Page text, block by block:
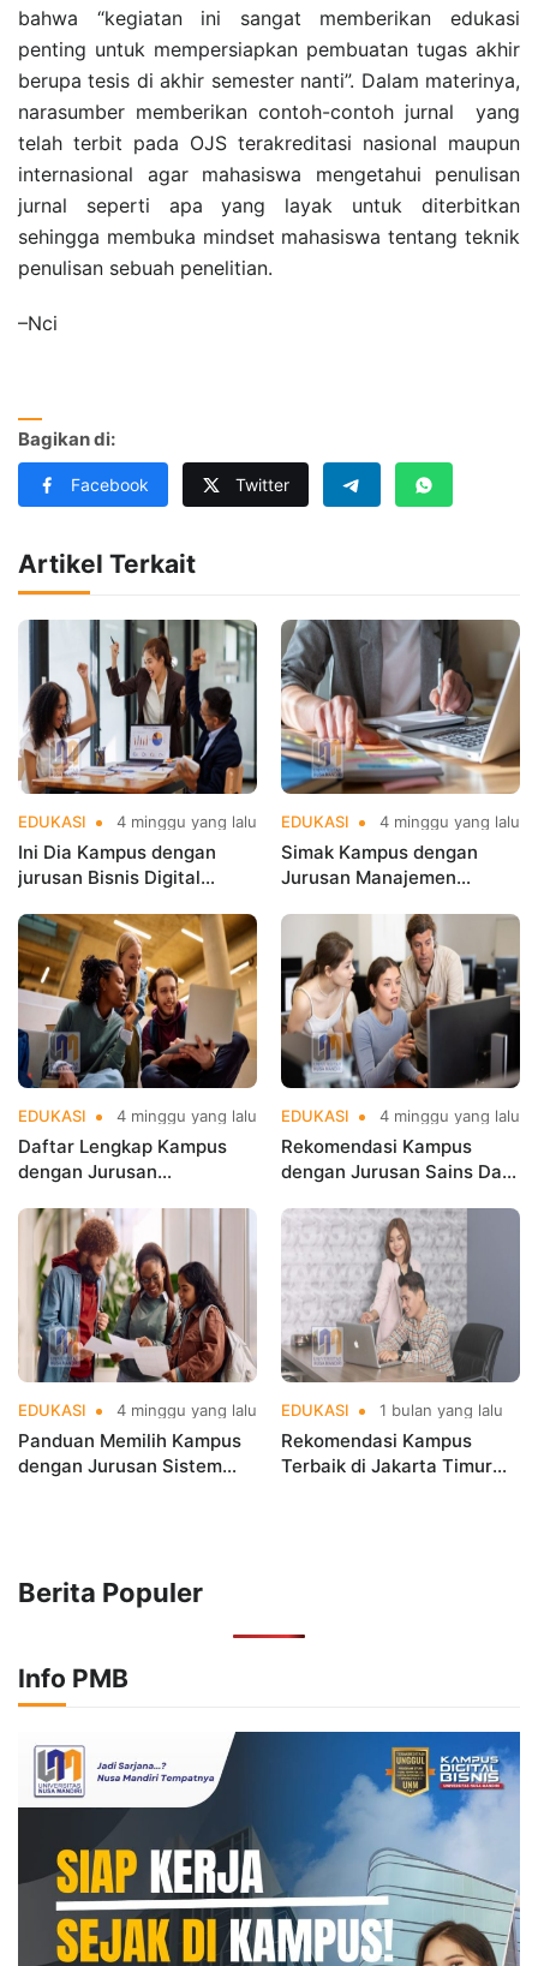
bahwa “kegiatan ini sangat memberikan edukasi
penting untuk mempersiapkan pembuatan tugas akhir
berupa tesis di akhir semester nanti”. Dalam materinya,
narasumber memberikan contoh-contoh jurnal yang
telah terbit pada OJS terakreditasi nasional maupun
internasional agar mahasiswa mengetahui penulisan
jurnal seperti apa yang layak untuk diterbitkan
sehingga membuka mindset mahasiswa tentang teknik
penulisan sebuah penelitian.
–Nci
Bagikan di:
Facebook Twitter
Artikel Terkait
EDUKASI 4 minggu yang lalu
Ini Dia Kampus dengan
jurusan Bisnis Digital
Populer
EDUKASI 4 minggu yang lalu
Simak Kampus dengan
Jurusan Manajemen
Karier Cemerlang
EDUKASI 4 minggu yang lalu
Daftar Lengkap Kampus
dengan Jurusan
Jakarta
EDUKASI 4 minggu yang lalu
Rekomendasi Kampus
dengan Jurusan Sains Data
Jakarta di Era Big Data
EDUKASI 4 minggu yang lalu
Panduan Memilih Kampus
dengan Jurusan Sistem
EDUKASI 1 bulan yang lalu
Rekomendasi Kampus
Terbaik di Jakarta Timur
Berita Populer
Info PMB